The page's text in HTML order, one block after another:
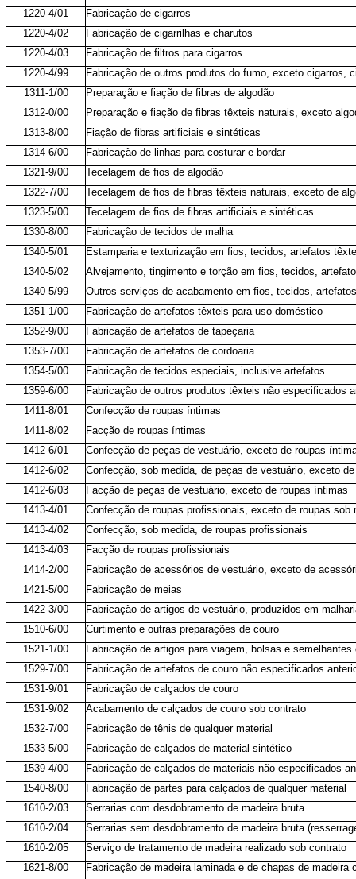
1220-4/01
Fabricação de cigarros
1220-4/02
Fabricação de cigarrilhas e charutos
1220-4/03
Fabricação de filtros para cigarros
1220-4/99
Fabricação de outros produtos do fumo, exceto cigarros,
1311-1/00
Preparação e fiação de fibras de algodão
1312-0/00
Preparação e fiação de fibras têxteis naturais, exceto
1313-8/00
Fiação de fibras artificiais e sintéticas
1314-6/00
Fabricação de linhas para costurar e bordar
1321-9/00
Tecelagem de fios de algodão
1322-7/00
Tecelagem de fios de fibras têxteis naturais, exceto de
1323-5/00
Tecelagem de fios de fibras artificiais e sintéticas
1330-8/00
Fabricação de tecidos de malha
1340-5/01
Estamparia e texturização em fios, tecidos, artefatos
1340-5/02
Alvejamento, tingimento e torção em fios, tecidos,
1340-5/99
Outros serviços de acabamento em fios, tecidos,
1351-1/00
Fabricação de artefatos têxteis para uso doméstico
1352-9/00
Fabricação de artefatos de tapeçaria
1353-7/00
Fabricação de artefatos de cordoaria
1354-5/00
Fabricação de tecidos especiais, inclusive artefatos
1359-6/00
Fabricação de outros produtos têxteis não especificados
1411-8/01
Confecção de roupas íntimas
1411-8/02
Facção de roupas íntimas
1412-6/01
Confecção de peças de vestuário, exceto de roupas
1412-6/02
Confecção, sob medida, de peças de vestuário, exceto
1412-6/03
Facção de peças de vestuário, exceto de roupas íntimas
1413-4/01
Confecção de roupas profissionais, exceto de roupas sob
1413-4/02
Confecção, sob medida, de roupas profissionais
1413-4/03
Facção de roupas profissionais
1414-2/00
Fabricação de acessórios de vestuário, exceto de
1421-5/00
Fabricação de meias
1422-3/00
Fabricação de artigos de vestuário, produzidos em
1510-6/00
Curtimento e outras preparações de couro
1521-1/00
Fabricação de artigos para viagem, bolsas e semelhantes
1529-7/00
Fabricação de artefatos de couro não especificados
1531-9/01
Fabricação de calçados de couro
1531-9/02
Acabamento de calçados de couro sob contrato
1532-7/00
Fabricação de tênis de qualquer material
1533-5/00
Fabricação de calçados de material sintético
1539-4/00
Fabricação de calçados de materiais não especificados
1540-8/00
Fabricação de partes para calçados de qualquer material
1610-2/03
Serrarias com desdobramento de madeira bruta
1610-2/04
Serrarias sem desdobramento de madeira bruta
1610-2/05
Serviço de tratamento de madeira realizado sob contrato
1621-8/00
Fabricação de madeira laminada e de chapas de madeira